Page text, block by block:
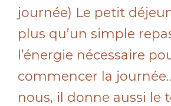
journée) Le petit
plus qu’un simple
l’énergie nécessaire
commencer la
nous, il donne aussi le